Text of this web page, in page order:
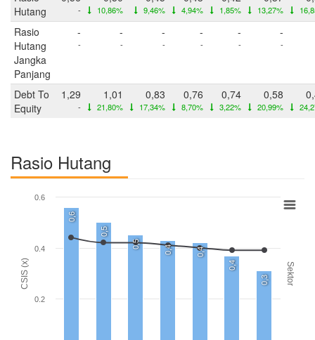
Hutang
- 10,86% 9,46% 4,94% 1,85% 13,27%
Rasio
Hutang
Jangka
Panjang
-
-
-
-
-
-
-
-
-
-
-
-
Debt To
Equity
1,29
-
1,01
21,80%
0,83
17,34%
0,76
8,70%
0,74
3,22%
0,58
20,99%
Rasio Hutang
CSIS (x) Sektor
0,6
0,5
0,5
0,4
0,4
0,4
0,3
0.2
0.4
0.6